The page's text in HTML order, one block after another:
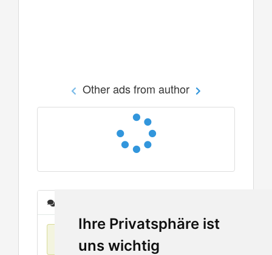
Ihre Privatsphäre ist
uns wichtig
Other ads from author
No items found